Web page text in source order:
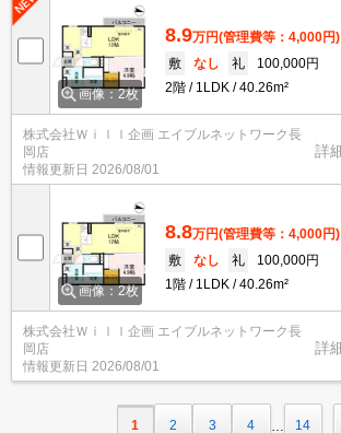
画像：2枚
8.9万円(管理費等：4,000円)
敷
なし 礼
100,000円
2階
1LDK 40.26m²
株式会社Ｗｉｌｌ企画 エイブルネットワーク長
岡店
情報更新日 2026/08/01
詳
画像：2枚
8.8万円(管理費等：4,000円)
敷
なし 礼
100,000円
1階
1LDK 40.26m²
株式会社Ｗｉｌｌ企画 エイブルネットワーク長
岡店
情報更新日 2026/08/01
詳
1 2 3 4 14